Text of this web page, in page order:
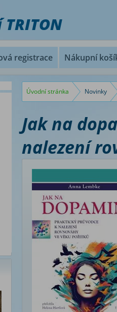
registrace Nákupní
Úvodní stránka Novinky
Jak na
nalezení